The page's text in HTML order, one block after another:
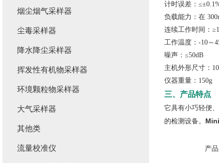
计时误差：
负载能力：在
连续工作时间：
工作温度：-10～
噪声：≤50dB
主机外形尺寸：
仪器重量：150g
三、产品特点
它具有小巧轻便
的检测设备。
产
烟尘烟气采样器
尘毒采样器
降水降尘采样器
挥发性有机物采样器
环境颗粒物采样器
大气采样器
其他类
流量校准仪